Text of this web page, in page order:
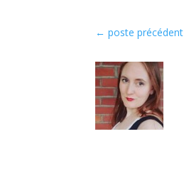
←poste précédent